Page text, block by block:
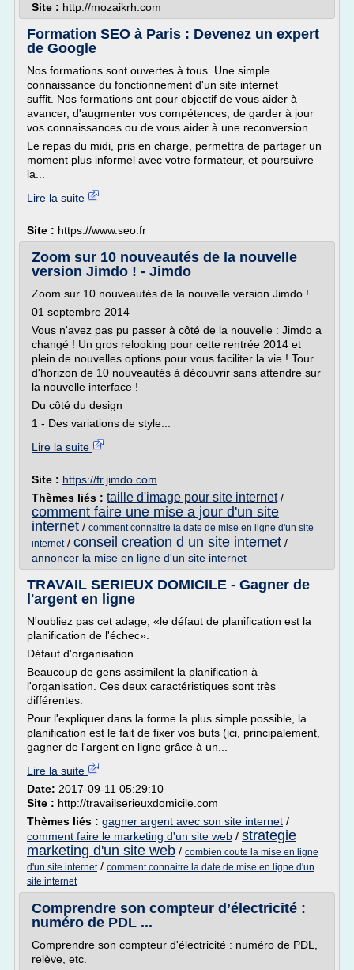
Site : http://mozaikrh.com
Formation SEO à Paris : Devenez un expert
de Google
Nos formations sont ouvertes à tous. Une simple
connaissance du fonctionnement d'un site internet
suffit. Nos formations ont pour objectif de vous aider à
avancer, d'augmenter vos compétences, de garder à jour
vos connaissances ou de vous aider à une reconversion.
Le repas du midi, pris en charge, permettra de partager un
moment plus informel avec votre formateur, et poursuivre
la...
Lire la suite
Site : https://www.seo.fr
Zoom sur 10 nouveautés de la nouvelle
version Jimdo ! - Jimdo
Zoom sur 10 nouveautés de la nouvelle version Jimdo !
01 septembre 2014
Vous n'avez pas pu passer à côté de la nouvelle : Jimdo a
changé ! Un gros relooking pour cette rentrée 2014 et
plein de nouvelles options pour vous faciliter la vie ! Tour
d'horizon de 10 nouveautés à découvrir sans attendre sur
la nouvelle interface !
Du côté du design
1 - Des variations de style...
Lire la suite
Site : https://fr.jimdo.com
Thèmes liés : taille d'image pour site internet/
comment faire une mise a jour d'un site
internet / comment connaitre la date de mise en ligne d'un site
internet/ conseil creation d un site internet /
annoncer la mise en ligne d'un site internet
TRAVAIL SERIEUX DOMICILE - Gagner de
l'argent en ligne
N'oubliez pas cet adage, «le défaut de planification est la
planification de l'échec».
Défaut d'organisation
Beaucoup de gens assimilent la planification à
l'organisation. Ces deux caractéristiques sont très
différentes.
Pour l'expliquer dans la forme la plus simple possible, la
planification est le fait de fixer vos buts (ici, principalement,
gagner de l'argent en ligne grâce à un...
Lire la suite
Date: 2017-09-11 05:29:10
Site : http://travailserieuxdomicile.com
Thèmes liés : gagner argent avec son site internet /
comment faire le marketing d'un site web / strategie
marketing d'un site web / combien coute la mise en ligne
d'un site internet/ comment connaitre la date de mise en ligne d'un
site internet
Comprendre son compteur d’électricité :
numéro de PDL ...
Comprendre son compteur d'électricité : numéro de PDL,
relève, etc.